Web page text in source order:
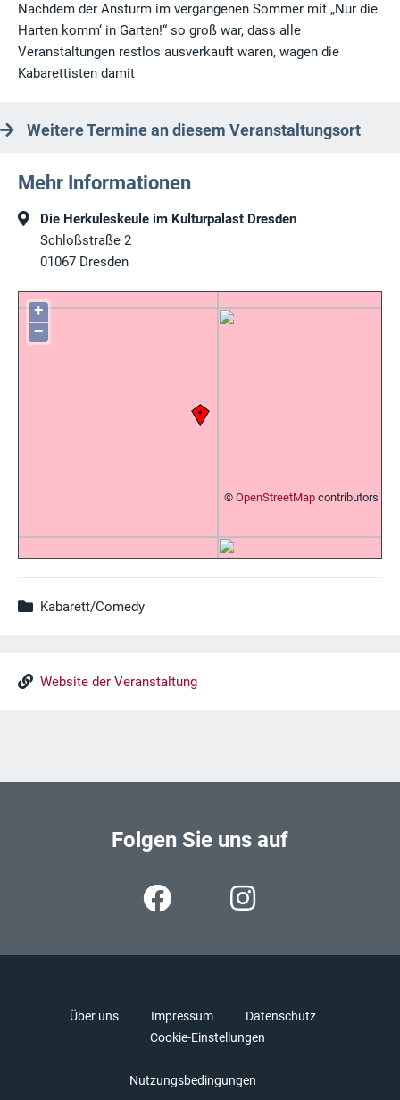
Nachdem der Ansturm im vergangenen Sommer mit „Nur die
Harten komm‘ in Garten!“ so groß war, dass alle
Veranstaltungen restlos ausverkauft waren, wagen die
Kabarettisten damit
Weitere Termine an diesem Veranstaltungsort
Mehr Informationen
Die Herkuleskeule im Kulturpalast Dresden
Schloßstraße 2
01067 Dresden
+
−
© OpenStreetMap contributors
Kabarett/Comedy
Website der Veranstaltung
Folgen Sie uns auf
Über uns Impressum
Datenschutz
Cookie-Einstellungen
Nutzungsbedingungen